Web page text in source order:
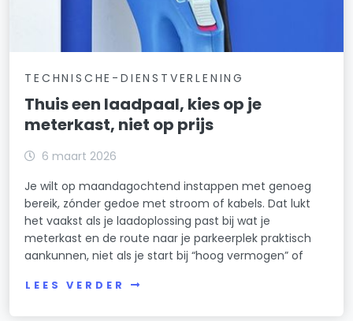
TECHNISCHE-DIENSTVERLENING
Thuis een laadpaal, kies op je
meterkast, niet op prijs
6 maart 2026
Je wilt op maandagochtend instappen met genoeg
bereik, zónder gedoe met stroom of kabels. Dat lukt
het vaakst als je laadoplossing past bij wat je
meterkast en de route naar je parkeerplek praktisch
aankunnen, niet als je start bij “hoog vermogen” of
LEES VERDER